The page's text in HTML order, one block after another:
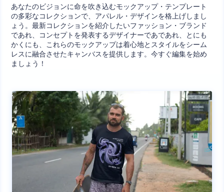
あなたのビジョンに命を吹き込むモックアップ・テンプレート
の多彩なコレクションで、アパレル・デザインを格上げしまし
ょう。最新コレクションを紹介したいファッション・ブランド
であれ、コンセプトを発表するデザイナーであであれ、とにも
かくにも、これらのモックアップは着心地とスタイルをシーム
レスに融合させたキャンバスを提供します。今すぐ編集を始め
ましょう！